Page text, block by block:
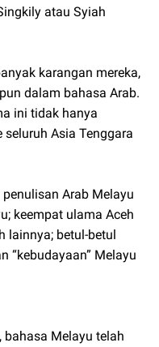
atau Syiah
karangan mereka,
dalam bahasa Arab.
ini tidak hanya
seluruh Asia Tenggara
Arab Melayu
keempat ulama Aceh
lainnya; betul-betul
“kebudayaan” Melayu
bahasa Melayu telah